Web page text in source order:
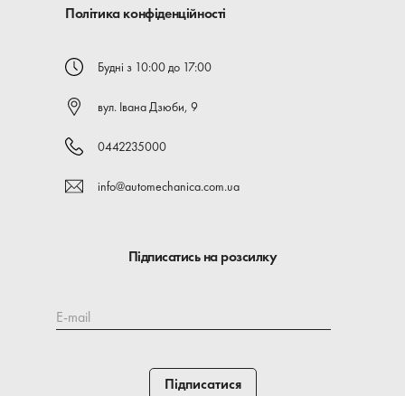
Політика конфіденційності
Будні з 10:00 до 17:00
вул. Івана Дзюби, 9
0442235000
info@automechanica.com.ua
Підписатись на розсилку
E-mail
Підписатися